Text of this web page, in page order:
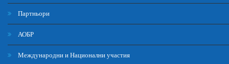
Партньори
АОБР
Международни и Национални участия